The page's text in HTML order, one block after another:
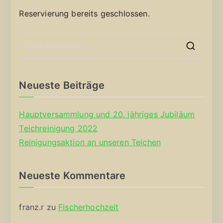
Reservierung bereits geschlossen.
Neueste Beiträge
Hauptversammlung und 20. jähriges Jubiläum
Teichreinigung 2022
Reinigungsaktion an unseren Teichen
Neueste Kommentare
franz.r zu Fischerhochzeit